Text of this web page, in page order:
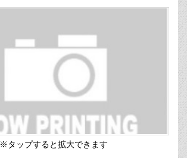
※タップすると拡大できます